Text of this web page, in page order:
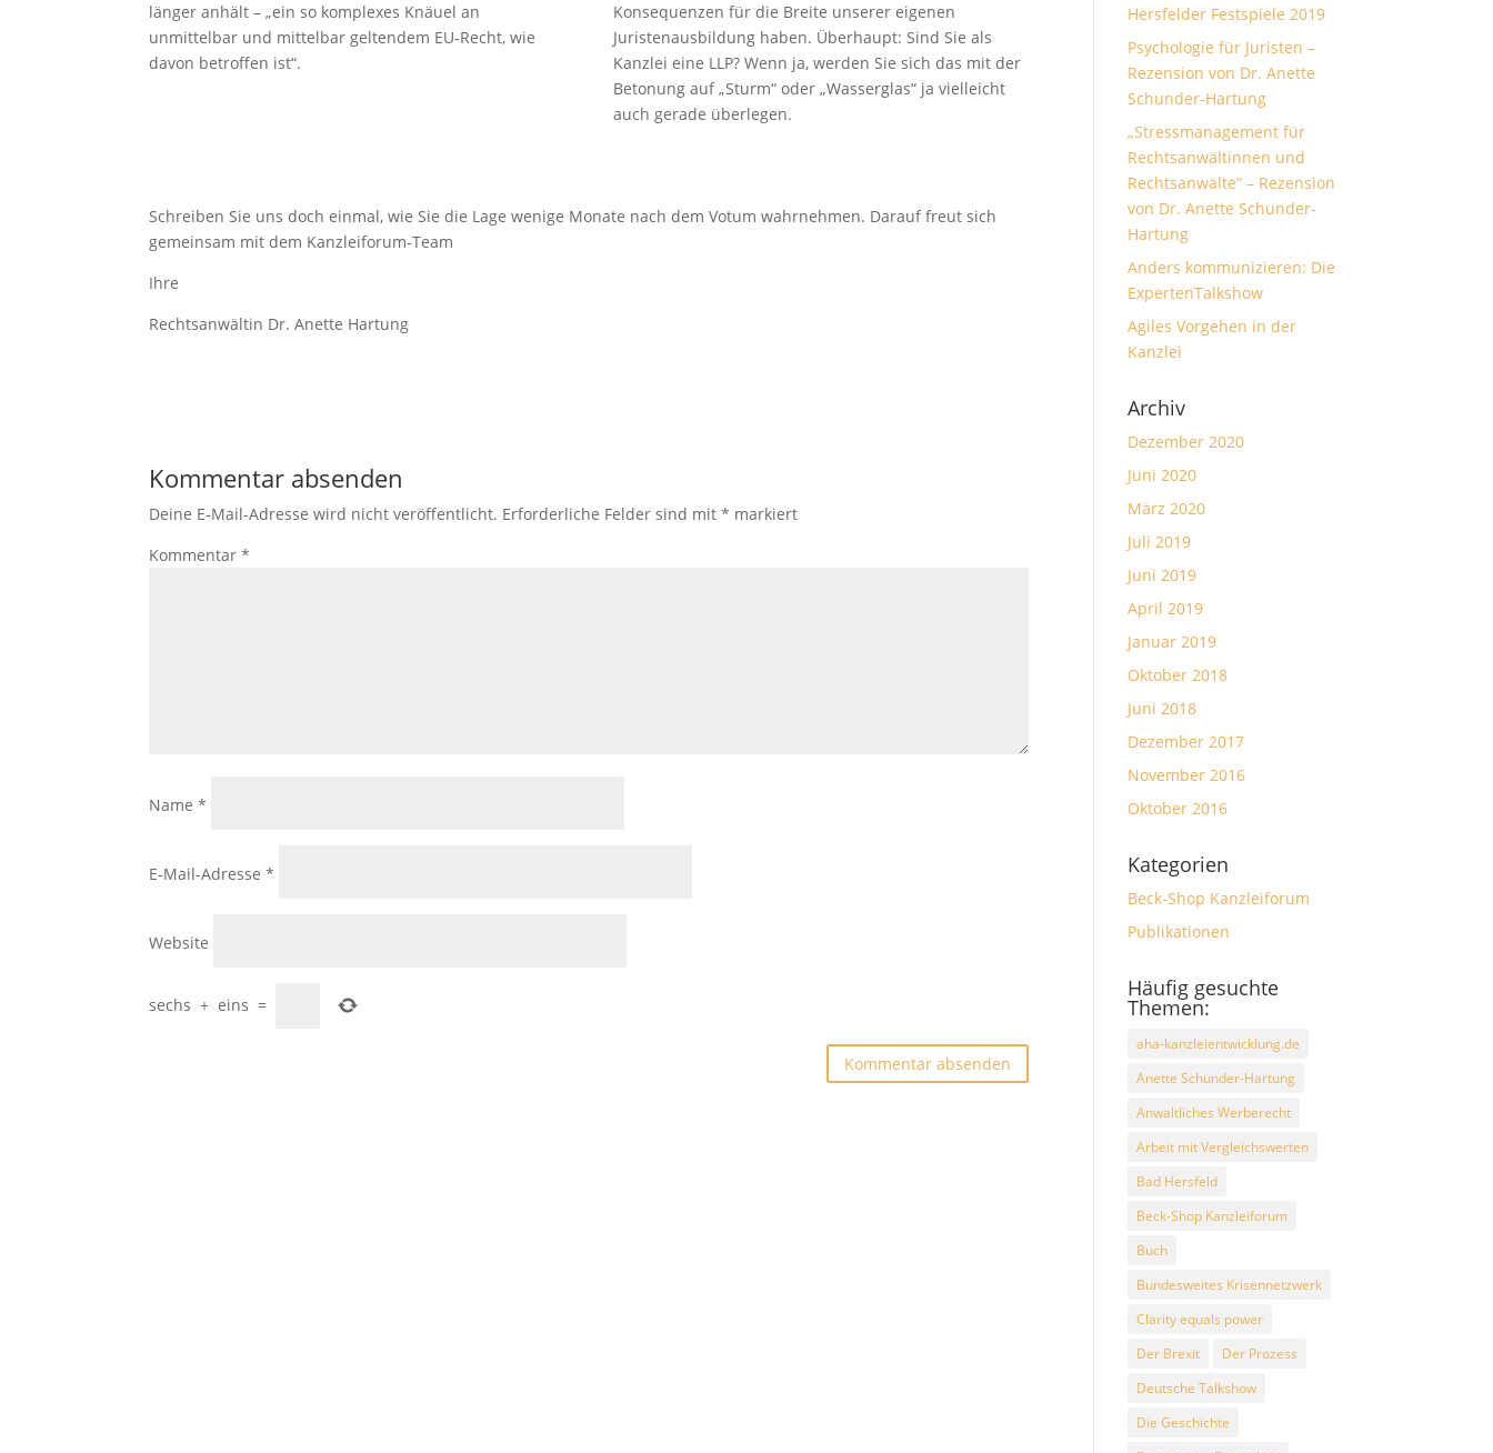
länger anhält – „ein so komplexes Knäuel an
unmittelbar und mittelbar geltendem EU-Recht, wie
davon betroffen ist“.
Konsequenzen für die Breite unserer eigenen
Juristenausbildung haben. Überhaupt: Sind Sie als
Kanzlei eine LLP? Wenn ja, werden Sie sich das mit der
Betonung auf „Sturm“ oder „Wasserglas“ ja vielleicht
auch gerade überlegen.
Schreiben Sie uns doch einmal, wie Sie die Lage wenige Monate nach dem Votum wahrnehmen. Darauf freut sich
gemeinsam mit dem Kanzleiforum-Team
Ihre
Rechtsanwältin Dr. Anette Hartung
Kommentar absenden
Deine E-Mail-Adresse wird nicht veröffentlicht. Erforderliche Felder sind mit* markiert
Kommentar*
Name*
E-Mail-Adresse*
Website
sechs + eins =
Hersfelder Festspiele 2019
Psychologie für Juristen –
Rezension von Dr. Anette
Schunder-Hartung
„Stressmanagement für
Rechtsanwältinnen und
Rechtsanwälte“ – Rezension
von Dr. Anette Schunder-
Hartung
Anders kommunizieren: Die
ExpertenTalkshow
Agiles Vorgehen in der
Kanzlei
Archiv
Dezember 2020
Juni 2020
März 2020
Juli 2019
Juni 2019
April 2019
Januar 2019
Oktober 2018
Juni 2018
Dezember 2017
November 2016
Oktober 2016
Kategorien
Beck-Shop Kanzleiforum
Publikationen
Häufig gesuchte
Themen:
aha-kanzleientwicklung.de
Anette Schunder-Hartung
Anwaltliches Werberecht
Arbeit mit Vergleichswerten
Bad Hersfeld
Beck-Shop Kanzleiforum
Buch
Bundesweites Krisennetzwerk
Clarity equals power
Der Brexit
Der Prozess
Deutsche Talkshow
Die Geschichte